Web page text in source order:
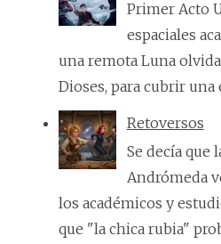
Primer Acto
espaciales
una remota Luna
Dioses, para cubrir una
Retoversos
Se decía que
Andrómeda
los académicos y
que "la chica rubia"